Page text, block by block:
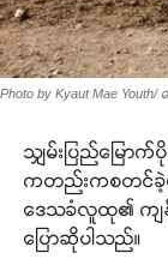
Photo by Kyaut Mae
သျှမ်းပြည်မြော
ကတည်းကစတင်ခဲ့သ
ဒေသခံလူထု၏ ကျ
ပြောဆိုပါသည်။